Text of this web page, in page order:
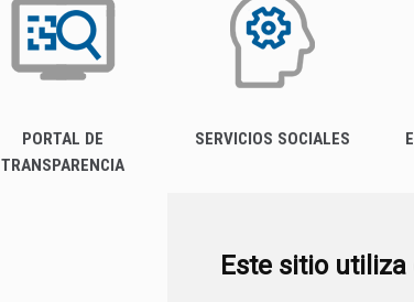
Este sitio
PORTAL DE
TRANSPARENCIA
SERVICIOS SOCIALES